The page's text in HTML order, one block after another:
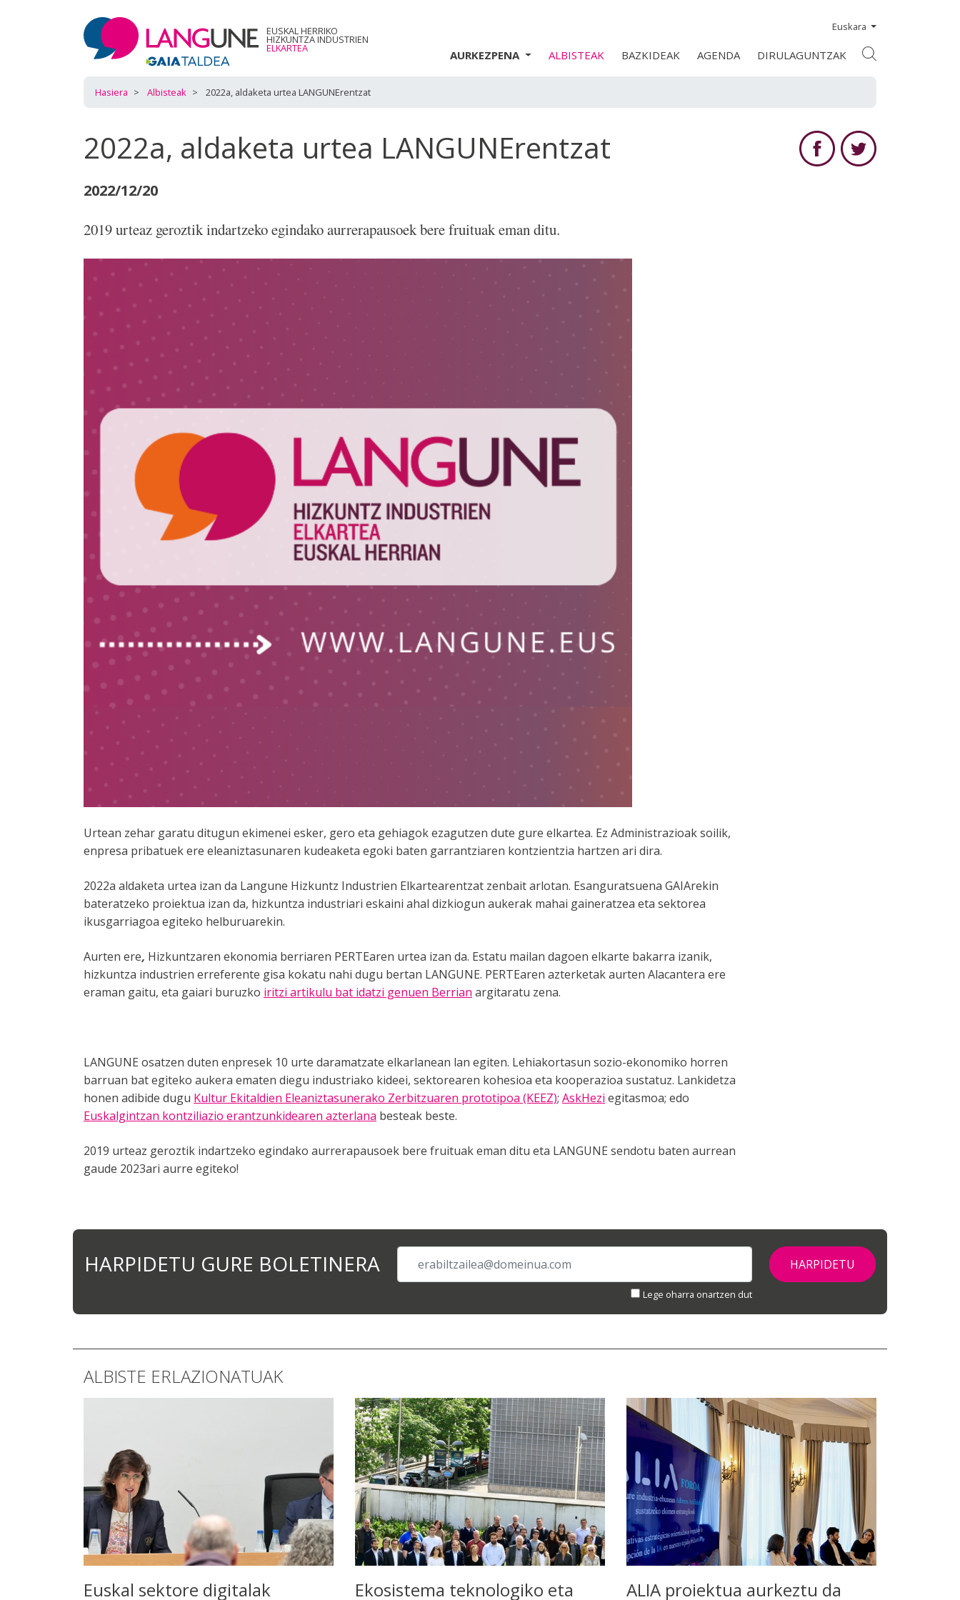
EUSKAL HERRIKO
HIZKUNTZA INDUSTRIEN
ELKARTEA
Euskara
AURKEZPENA ALBISTEAK BAZKIDEAK AGENDA DIRULAGUNTZAK
Hasiera Albisteak 2022a, aldaketa urtea LANGUNErentzat
2022a, aldaketa urtea LANGUNErentzat
2022/12/20
2019 urteaz geroztik indartzeko egindako aurrerapausoek bere fruituak eman ditu.
Urtean zehar garatu ditugun ekimenei esker, gero eta gehiagok ezagutzen dute gure elkartea. Ez Administrazioak soilik,
enpresa pribatuek ere eleaniztasunaren kudeaketa egoki baten garrantziaren kontzientzia hartzen ari dira.
2022a aldaketa urtea izan da Langune Hizkuntz Industrien Elkartearentzat zenbait arlotan. Esanguratsuena GAIArekin
bateratzeko proiektua izan da, hizkuntza industriari eskaini ahal dizkiogun aukerak mahai gaineratzea eta sektorea
ikusgarriagoa egiteko helburuarekin.
Aurten ere, Hizkuntzaren ekonomia berriaren PERTEaren urtea izan da. Estatu mailan dagoen elkarte bakarra izanik,
hizkuntza industrien erreferente gisa kokatu nahi dugu bertan LANGUNE. PERTEaren azterketak aurten Alacantera ere
eraman gaitu, eta gaiari buruzko iritzi artikulu bat idatzi genuen Berrian argitaratu zena.
LANGUNE osatzen duten enpresek 10 urte daramatzate elkarlanean lan egiten. Lehiakortasun sozio-ekonomiko horren
barruan bat egiteko aukera ematen diegu industriako kideei, sektorearen kohesioa eta kooperazioa sustatuz. Lankidetza
honen adibide dugu Kultur Ekitaldien Eleaniztasunerako Zerbitzuaren prototipoa (KEEZ); AskHezi egitasmoa; edo
Euskalgintzan kontziliazio erantzunkidearen azterlana besteak beste.
2019 urteaz geroztik indartzeko egindako aurrerapausoek bere fruituak eman ditu eta LANGUNE sendotu baten aurrean
gaude 2023ari aurre egiteko!
HARPIDETU GURE BOLETINERA
Lege oharra onartzen dut
ALBISTE ERLAZIONATUAK
Euskal sektore digitalak
Ekosistema teknologiko eta
ALIA proiektua aurkeztu da